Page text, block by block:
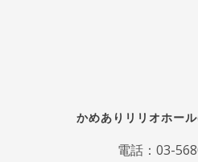
かめありリリオホー
電話：03-